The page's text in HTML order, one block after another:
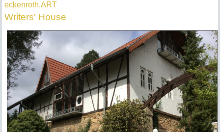
eckenroth.ART
Writers' House